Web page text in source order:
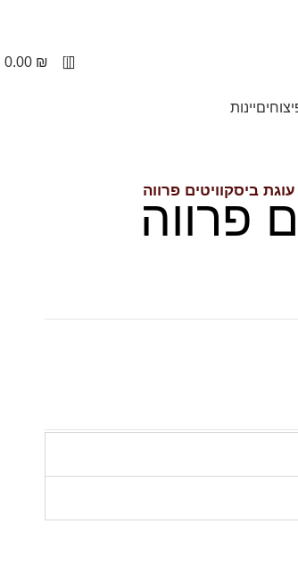
0
0.00 ₪
יינות
עוגת ביסקוויטים פרווה
פרווה